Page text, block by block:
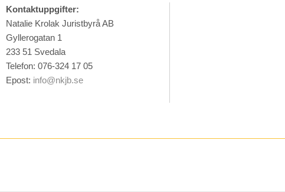
Kontaktuppgifter:
Natalie Krolak Juristbyrå AB
Gyllerogatan 1
233 51 Svedala
Telefon: 076-324 17 05
Epost: info@nkjb.se